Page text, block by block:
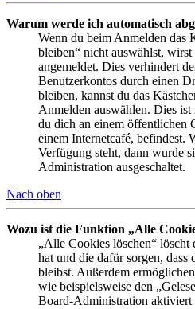
Warum werde ich automatisch
Wenn du beim Anmelden das
bleiben“ nicht auswählst,
angemeldet. Dies verhindert
Benutzerkontos durch einen
bleiben, kannst du das
Anmelden auswählen. Dies
du dich an einem öffentlichen
einem Internetcafé, befindest.
Verfügung steht, dann wurde
Administration ausgeschaltet.
Nach oben
Wozu ist die Funktion „Alle
„Alle Cookies löschen“
hat und die dafür sorgen, dass
bleibst. Außerdem
wie beispielsweise den
Board-Administration aktiviert